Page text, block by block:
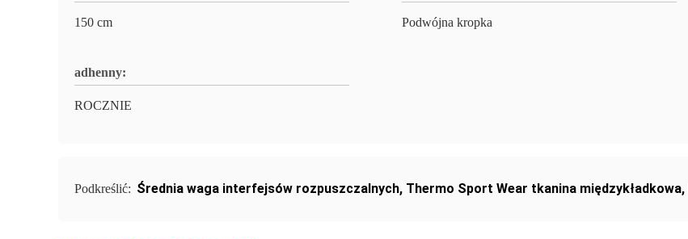
150 cm Podwójna kropka
adhenny:
ROCZNIE
Podkreślić: Średnia waga interfejsów rozpuszczalnych, Thermo Sport Wear tkanina międzykładkowa,